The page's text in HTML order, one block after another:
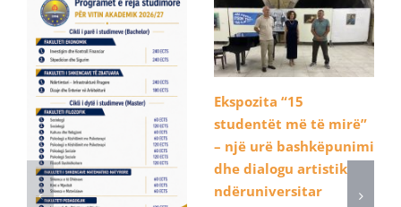
Ekspozita “15
studentët më të mirë”
– një urë bashkëpunimi
dhe dialogu artistik
ndëruniversitar